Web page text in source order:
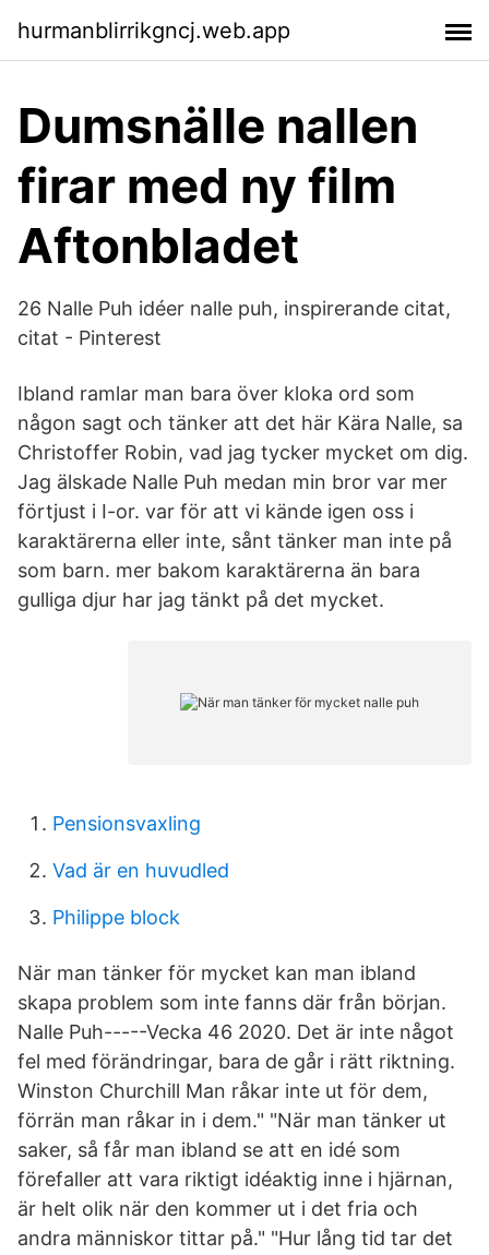
hurmanblirrikgncj.web.app
Dumsnälle nallen
firar med ny film
Aftonbladet
26 Nalle Puh idéer nalle puh, inspirerande citat,
citat - Pinterest
Ibland ramlar man bara över kloka ord som
någon sagt och tänker att det här Kära Nalle, sa
Christoffer Robin, vad jag tycker mycket om dig.
Jag älskade Nalle Puh medan min bror var mer
förtjust i I-or. var för att vi kände igen oss i
karaktärerna eller inte, sånt tänker man inte på
som barn. mer bakom karaktärerna än bara
gulliga djur har jag tänkt på det mycket.
Pensionsvaxling
Vad är en huvudled
Philippe block
När man tänker för mycket kan man ibland
skapa problem som inte fanns där från början.
Nalle Puh-----Vecka 46 2020. Det är inte något
fel med förändringar, bara de går i rätt riktning.
Winston Churchill Man råkar inte ut för dem,
förrän man råkar in i dem." "När man tänker ut
saker, så får man ibland se att en idé som
förefaller att vara riktigt idéaktig inne i hjärnan,
är helt olik när den kommer ut i det fria och
andra människor tittar på." "Hur lång tid tar det